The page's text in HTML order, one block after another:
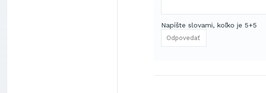
Napíšte slovami, koľko je 5+5